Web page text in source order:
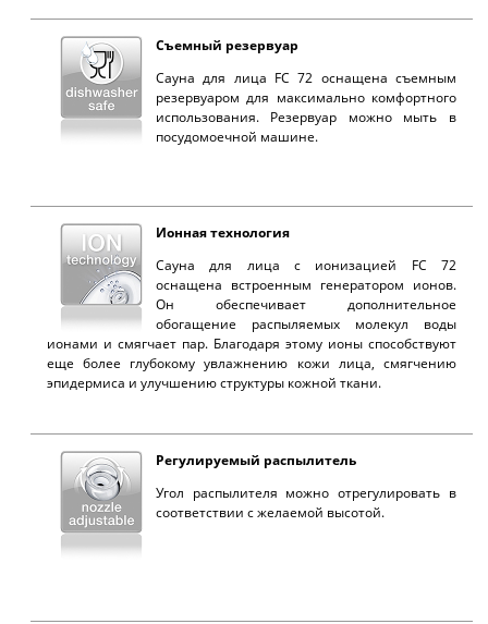
Съемный резервуар
Сауна для лица FC 72 оснащена съемным
резервуаром для максимально комфортного
использования. Резервуар можно мыть в
посудомоечной машине.
Ионная технология
Сауна для лица с ионизацией FC 72
оснащена встроенным генератором ионов.
Он обеспечивает дополнительное
обогащение распыляемых молекул воды
ионами и смягчает пар. Благодаря этому ионы способствуют
еще более глубокому увлажнению кожи лица, смягчению
эпидермиса и улучшению структуры кожной ткани.
Регулируемый распылитель
Угол распылителя можно отрегулировать в
соответствии с желаемой высотой.